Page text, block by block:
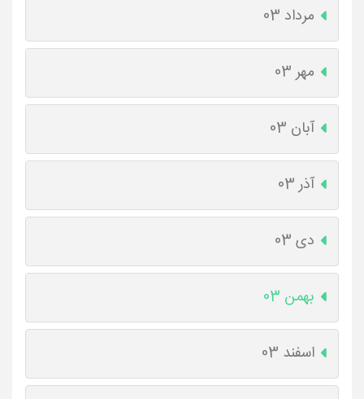
مرداد 03
مهر 03
آبان 03
آذر 03
دی 03
بهمن 03
اسفند 03